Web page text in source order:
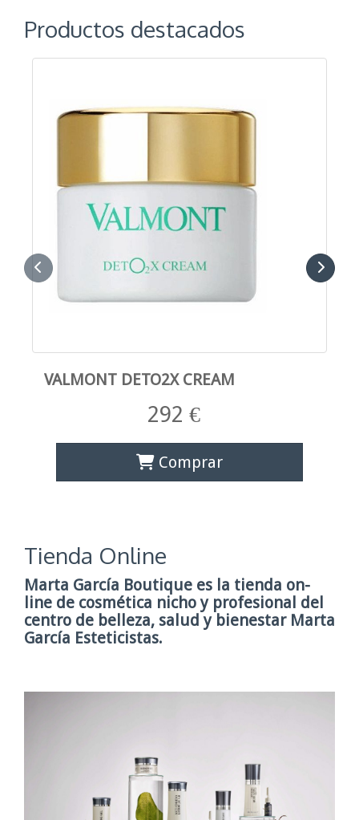
Productos destacados
VALMONT DETO2X CREAM
292 €
Comprar
Anterior
Tienda Online
Marta García Boutique es la tienda on-
line de cosmética nicho y profesional del
centro de belleza, salud y bienestar Marta
García Esteticistas.